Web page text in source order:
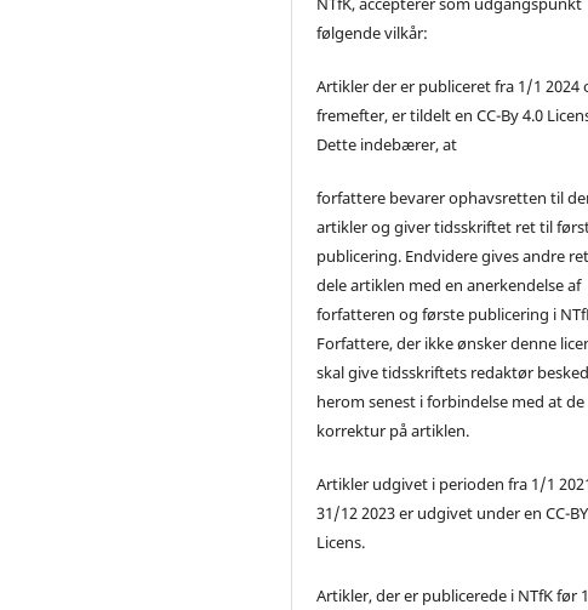
følgende vilkår:
Artikler der er publiceret fra 1/1 2024
fremefter, er tildelt en CC-By 4.0
Dette indebærer, at
forfattere bevarer ophavsretten til
artikler og giver tidsskriftet ret til
publicering. Endvidere gives andre
dele artiklen med en anerkendelse af
forfatteren og første publicering i
Forfattere, der ikke ønsker denne
skal give tidsskriftets redaktør besked
herom senest i forbindelse med at
korrektur på artiklen.
Artikler udgivet i perioden fra 1/1
31/12 2023 er udgivet under en CC-
Licens.
Artikler, der er publicerede i NTfK før